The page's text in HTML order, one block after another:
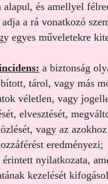
alapul, és amellyel
adja a rá vonatkozó
egyes műveletekre
a biztonság
tárol, vagy más
véletlen, vagy
elvesztését,
vagy az
eredményezi;
érintett nyilatkozata,
kezelését